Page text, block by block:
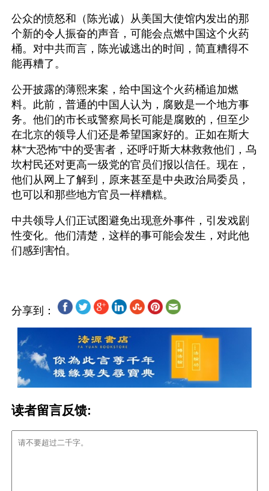
公众的愤怒和（陈光诚）从美国大使馆内发出的那
个新的令人振奋的声音，可能会点燃中国这个火药
桶。对中共而言，陈光诚逃出的时间，简直糟得不
能再糟了。
公开披露的薄熙来案，给中国这个火药桶追加燃
料。此前，普通的中国人认为，腐败是一个地方事
务。他们的市长或警察局长可能是腐败的，但至少
在北京的领导人们还是希望国家好的。正如在斯大
林“大恐怖”中的受害者，还呼吁斯大林救救他们，乌
坎村民还对更高一级党的官员们报以信任。现在，
他们从网上了解到，原来甚至是中央政治局委员，
也可以和那些地方官员一样糟糕。
中共领导人们正试图避免出现意外事件，引发戏剧
性变化。他们清楚，这样的事可能会发生，对此他
分享到：
读者留言反馈: